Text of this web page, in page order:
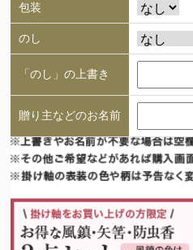
包装
のし
「のし」の上書き
贈り主などのお名前